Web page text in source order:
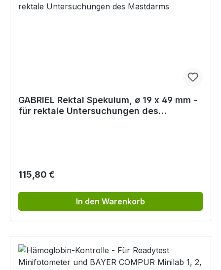
GABRIEL Rektal Spekulum, ø 19 x 49 mm -
für rektale Untersuchungen des
Regulärer Preis:
115,80 €
In den Warenkorb